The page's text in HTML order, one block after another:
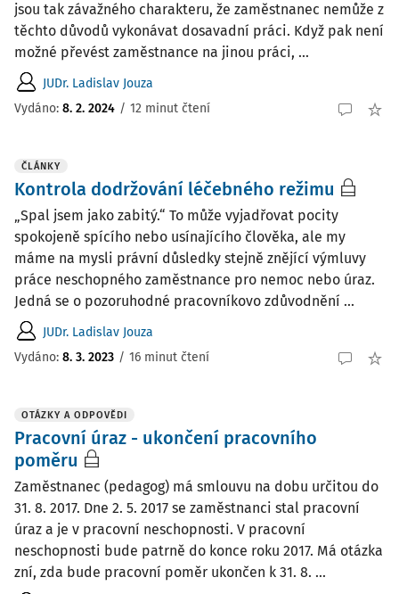
jsou tak závažného charakteru, že zaměstnanec nemůže z
těchto důvodů vykonávat dosavadní práci. Když pak není
možné převést zaměstnance na jinou práci, ...
JUDr. Ladislav Jouza
Vydáno: 8. 2. 2024 / 12 minut čtení
ČLÁNKY
Kontrola dodržování léčebného režimu
„Spal jsem jako zabitý.“ To může vyjadřovat pocity
spokojeně spícího nebo usínajícího člověka, ale my
máme na mysli právní důsledky stejně znějící výmluvy
práce neschopného zaměstnance pro nemoc nebo úraz.
Jedná se o pozoruhodné pracovníkovo zdůvodnění ...
JUDr. Ladislav Jouza
Vydáno: 8. 3. 2023 / 16 minut čtení
OTÁZKY A ODPOVĚDI
Pracovní úraz - ukončení pracovního
poměru
Zaměstnanec (pedagog) má smlouvu na dobu určitou do
31. 8. 2017. Dne 2. 5. 2017 se zaměstnanci stal pracovní
úraz a je v pracovní neschopnosti. V pracovní
neschopnosti bude patrně do konce roku 2017. Má otázka
zní, zda bude pracovní poměr ukončen k 31. 8. ...